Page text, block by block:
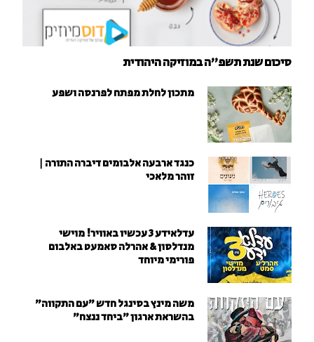
סיכום שנת תשפ"ה במוזיקה היהודית
מתכון לחלת מפתח לפרנסה ושפע
כנגד ארבעה אלבומים דיברה התורה |
זוהר מלאכי
עדלאידע 3 עכשיו באוויר! מוישי
מנדלסון & אהרלה סאמעט באלבום
פורימי מיוחד
משה מינץ בסינגל חדש ״עם התקווה״
בהשראת ארגון "ביחד ננצח"